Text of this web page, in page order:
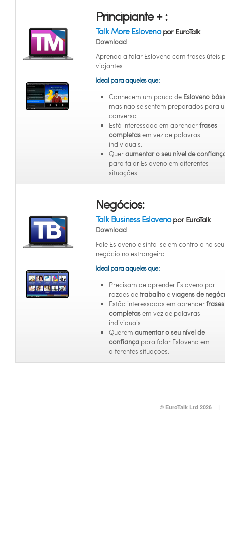
Principiante + :
Talk More Eslovenopor EuroTalk
Download
Aprenda a falar Esloveno com frases úteis
viajantes.
Ideal para aqueles que:
Conhecem um pouco de Esloveno
mas não se sentem preparados para
conversa.
Está interessado em aprenderfrases
completasem vez de palavras
individuais.
Queraumentar o seu nível de
para falar Esloveno em diferentes
situações.
Negócios:
Talk Business Eslovenopor EuroTalk
Download
Fale Esloveno e sinta-se em controlo no seu
negócio no estrangeiro.
Ideal para aqueles que:
Precisam de aprender Esloveno por
razões detrabalhoeviagens de
Estão interessados em aprenderfrases
completasem vez de palavras
individuais.
Querem aumentar o seu nível de
confiança para falar Esloveno em
diferentes situações.
© EuroTalk Ltd 2026 |